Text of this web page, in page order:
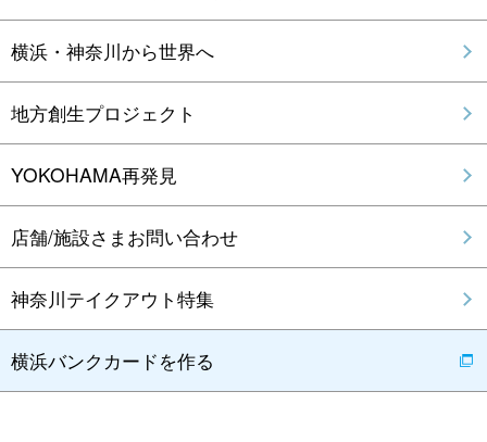
横浜・神奈川から世界へ
地方創生プロジェクト
YOKOHAMA再発見
店舗/施設さまお問い合わせ
神奈川テイクアウト特集
横浜バンクカードを作る